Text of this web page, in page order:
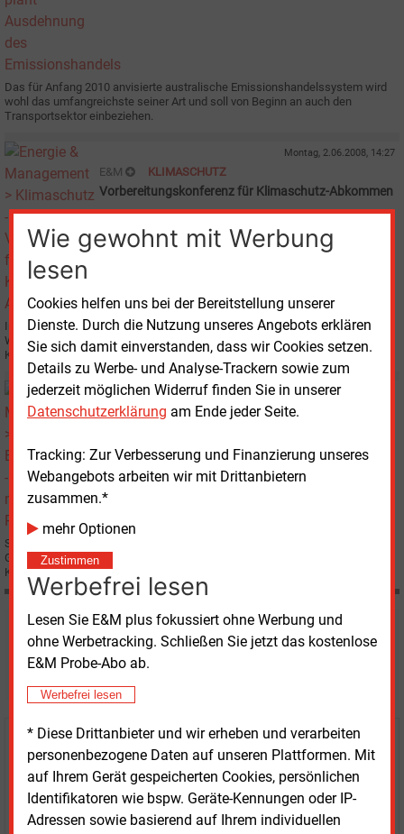
Wie gewohnt mit Werbung
lesen
Cookies helfen uns bei der Bereitstellung unserer
Dienste. Durch die Nutzung unseres Angebots erklären
Sie sich damit einverstanden, dass wir Cookies setzen.
Details zu Werbe- und Analyse-Trackern sowie zum
jederzeit möglichen Widerruf finden Sie in unserer
Datenschutzerklärung am Ende jeder Seite.
Tracking: Zur Verbesserung und Finanzierung unseres
Webangebots arbeiten wir mit Drittanbietern
zusammen.*
mehr Optionen
Zustimmen
Werbefrei lesen
Lesen Sie E&M plus fokussiert ohne Werbung und
ohne Werbetracking. Schließen Sie jetzt das kostenlose
E&M Probe-Abo ab.
Werbefrei lesen
* Diese Drittanbieter und wir erheben und verarbeiten
personenbezogene Daten auf unseren Plattformen. Mit
auf Ihrem Gerät gespeicherten Cookies, persönlichen
Identifikatoren wie bspw. Geräte-Kennungen oder IP-
Adressen sowie basierend auf Ihrem individuellen
Das für Anfang 2010 anvisierte australische Emissionshandelssystem wird
wohl das umfangreichste seiner Art und soll von Beginn an auch den
Transportsektor einbeziehen.
Montag, 2.06.2008, 14:27
E&M KLIMASCHUTZ
Vorbereitungskonferenz für Klimaschutz-Abkommen
In Bonn findet vom 2. bis 13. Juni eine weitere Tagung zur Vorbereitung der
Weltklimakonferenz 2009 in Kopenhagen statt, auf der ein neues globales
Klimaschutzabkommen für die Zeit nach 2012 beschlossen werden soll.
Freitag, 30.05.2008, 16:23
E&M EMISSIONSHANDEL
Southpole sucht und entwickelt zertifizierte Emissionsreduktionen (CER) für
Großkunden, wie die österreichische Regierung, den Schweizer
Klimarappenfond oder einen europäischen Fond.
Möchten Sie diese und
weitere Nachrichten lesen?
Kaufen Sie den Artikel
erhalten Sie sofort diesen redaktionellen Beitrag für